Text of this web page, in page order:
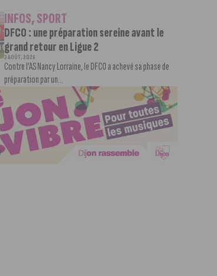
INFOS,SPORT
DFCO : une préparation sereine avant le
grand retour en Ligue 2
3 AOÛT, 2026
Contre l’AS Nancy Lorraine, le DFCO a achevé sa phase de
préparation par un...